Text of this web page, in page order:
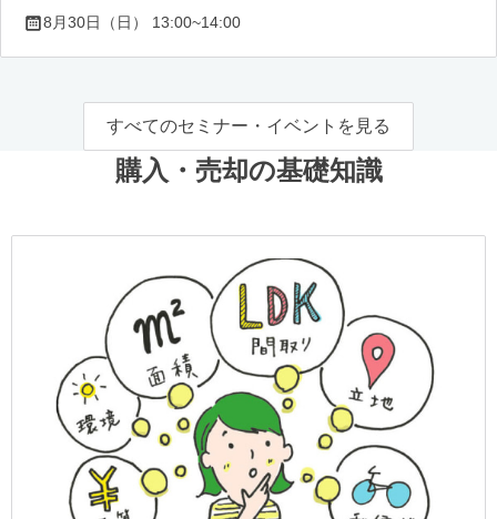
8月30日（日） 13:00~14:00
すべてのセミナー・イベントを見る
購入・売却の基礎知識